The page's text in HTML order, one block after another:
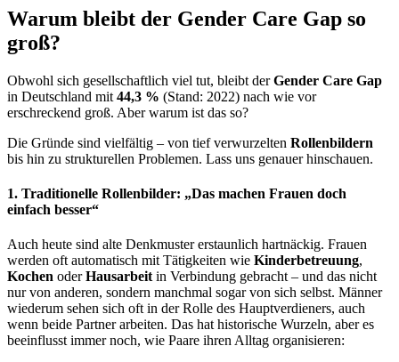
Warum bleibt der Gender Care Gap so
groß?
Obwohl sich gesellschaftlich viel tut, bleibt derGender Care Gap
in Deutschland mit 44,3 % (Stand: 2022) nach wie vor
erschreckend groß. Aber warum ist das so?
Die Gründe sind vielfältig – von tief verwurzelten Rollenbildern
bis hin zu strukturellen Problemen. Lass uns genauer hinschauen.
1. Traditionelle Rollenbilder: „Das machen Frauen doch
einfach besser“
Auch heute sind alte Denkmuster erstaunlich hartnäckig. Frauen
werden oft automatisch mit Tätigkeiten wie Kinderbetreuung,
Kochen oderHausarbeit in Verbindung gebracht – und das nicht
nur von anderen, sondern manchmal sogar von sich selbst. Männer
wiederum sehen sich oft in der Rolle des Hauptverdieners, auch
wenn beide Partner arbeiten. Das hat historische Wurzeln, aber es
beeinflusst immer noch, wie Paare ihren Alltag organisieren: